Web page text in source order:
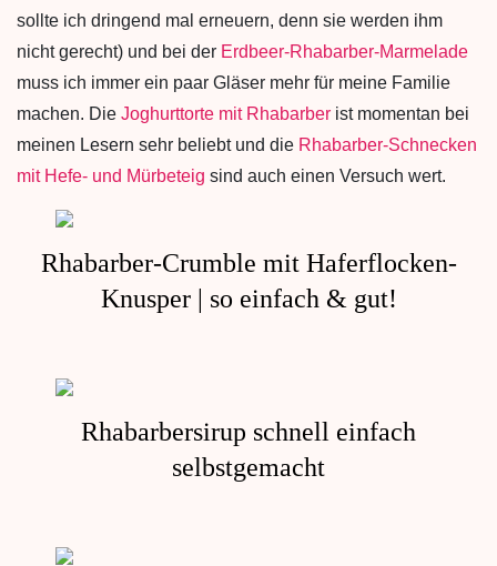
sollte ich dringend mal erneuern, denn sie werden ihm
nicht gerecht) und bei der Erdbeer-Rhabarber-Marmelade
muss ich immer ein paar Gläser mehr für meine Familie
machen. Die Joghurttorte mit Rhabarber ist momentan bei
meinen Lesern sehr beliebt und die Rhabarber-Schnecken
mit Hefe- und Mürbeteig sind auch einen Versuch wert.
Rhabarber-Crumble mit Haferflocken-
Knusper | so einfach & gut!
Rhabarbersirup schnell einfach
selbstgemacht